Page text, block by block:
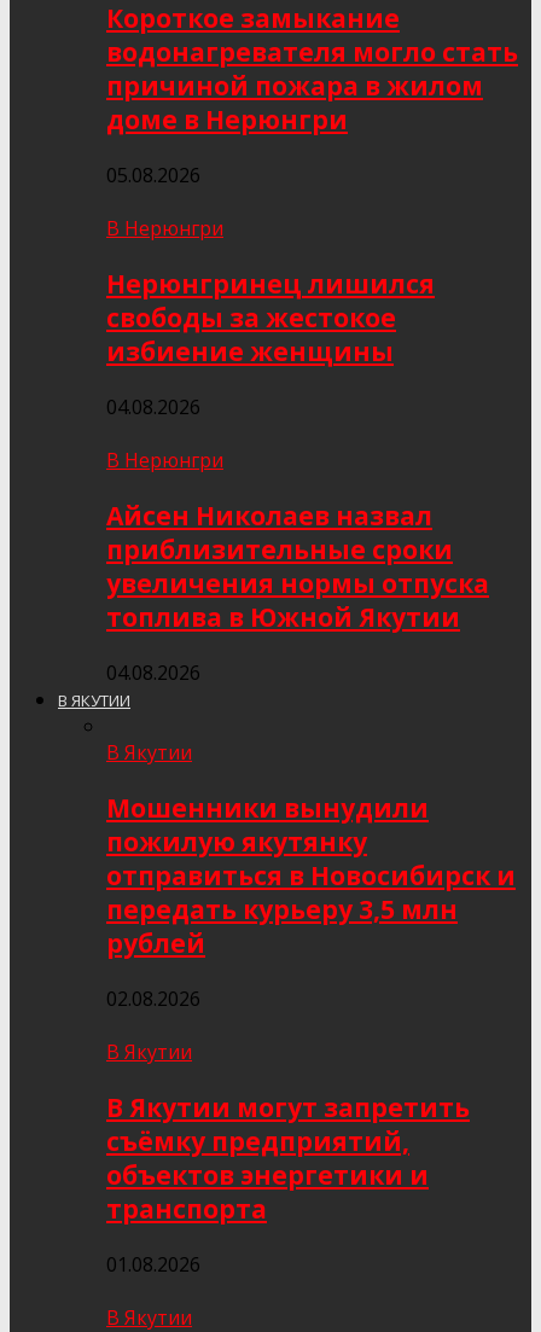
Короткое замыкание
водонагревателя могло стать
причиной пожара в жилом
доме в Нерюнгри
05.08.2026
В Нерюнгри
Нерюнгринец лишился
свободы за жестокое
избиение женщины
04.08.2026
В Нерюнгри
Айсен Николаев назвал
приблизительные сроки
увеличения нормы отпуска
топлива в Южной Якутии
04.08.2026
В ЯКУТИИ
В Якутии
Мошенники вынудили
пожилую якутянку
отправиться в Новосибирск и
передать курьеру 3,5 млн
рублей
02.08.2026
В Якутии
В Якутии могут запретить
съёмку предприятий,
объектов энергетики и
транспорта
01.08.2026
В Якутии